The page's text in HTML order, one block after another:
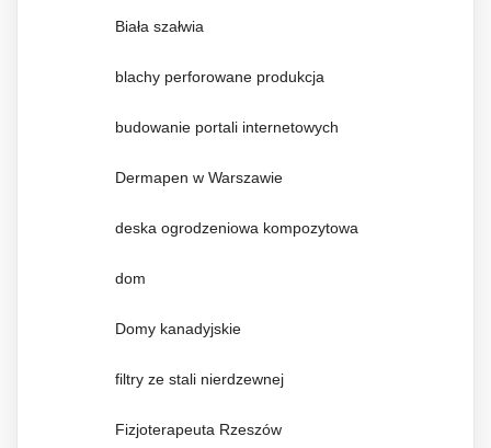
Biała szałwia
blachy perforowane produkcja
budowanie portali internetowych
Dermapen w Warszawie
deska ogrodzeniowa kompozytowa
dom
Domy kanadyjskie
filtry ze stali nierdzewnej
Fizjoterapeuta Rzeszów